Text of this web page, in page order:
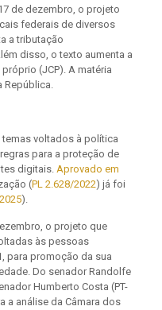
de dezembro, o projeto
federais de diversos
a tributação
disso, o texto aumenta a
(JCP). A matéria
República.
temas voltados à política
para a proteção de
digitais. Aprovado em
(PL 2.628/2022) já foi
).
o projeto que
às pessoas
para promoção da sua
Do senador Randolfe
Humberto Costa (PT-
a análise da Câmara dos